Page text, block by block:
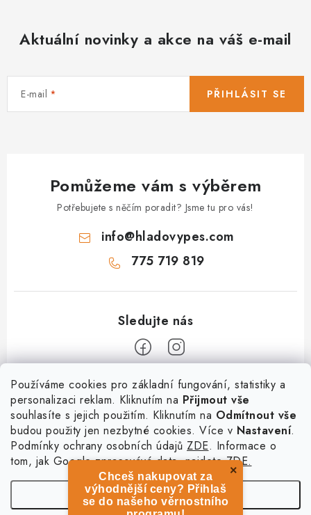
Používáme cookies pro základní fungování, statistiky a
personalizaci reklam. Kliknutím na Přijmout vše
souhlasíte s jejich použitím. Kliknutím na Odmítnout vše
budou použity jen nezbytné cookies. Více v Nastavení.
Podmínky ochrany osobních údajů ZDE. Informace o
tom, jak Google zpracovává data, najdeteZDE.
Nastavení
Aktuální novinky a akce na váš e-mail
E-mail PŘIHLÁSIT SE
Pomůžeme vám s výběrem
Potřebujete s něčím poradit? Jsme tu pro vás!
info@hladovypes.com
775 719 819
Informace
O nás
Kontakty
Výměna, vrácení a reklamace
Služby
PetExpert - pojištění psů
Pujčení paddleboardu a psí plovací vesty
×
Chceš nakupovat za
výhodnější ceny? Přihlaš
se do našeho věrnostního